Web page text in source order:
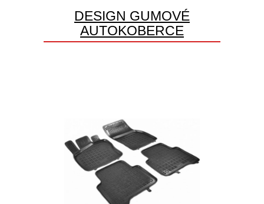
DESIGN GUMOVÉ
AUTOKOBERCE